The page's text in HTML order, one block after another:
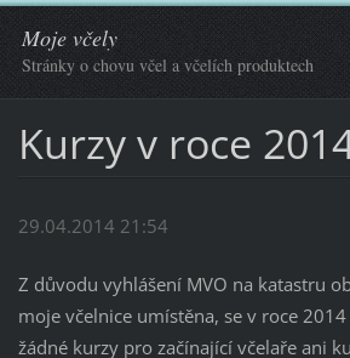
Moje včely
Stránky o chovu včel a včelích produktech
Kurzy v roce
29.04.2014 21:54
Z důvodu vyhlášení MVO na katastru
moje včelnice umístěna, se v roce
žádné kurzy pro začínající včelaře ani